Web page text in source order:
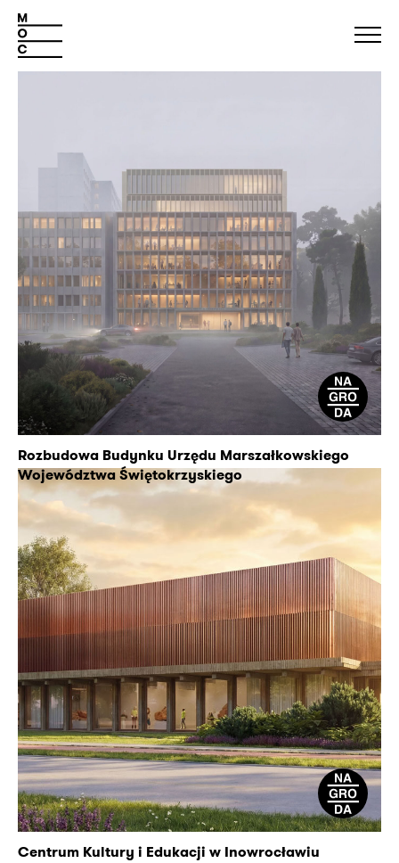
Rozbudowa Budynku Urzędu Marszałkowskiego
Województwa Świętokrzyskiego
Centrum Kultury i Edukacji w Inowrocławiu